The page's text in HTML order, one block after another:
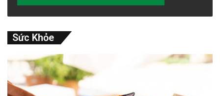
Sức Khỏe